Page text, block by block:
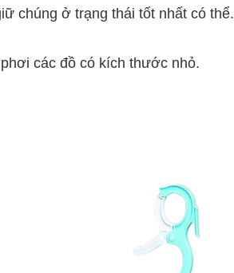
chúng ở trạng thái tốt nhất có thể.
các đồ có kích thước nhỏ.